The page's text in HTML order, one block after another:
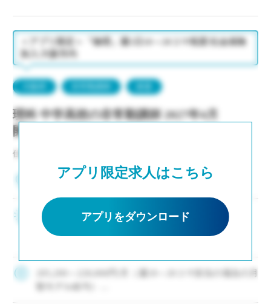
アプリ限定求人はこちら
アプリをダウンロード
＜アプリ限定＞「物理」週5日18～20コマ程度/社会保険
理科 中学高校の非常勤講師 2027年4月
開始
仕事NO：非公開
大阪府大阪市天王寺区
＜アプリ限定求人＞ ・教員デビューOK！新卒・
第二新卒の方、是非ご応募ください。 ・「物理」
スタートの学校！ ・教員キャ […]
205,200～228,000円/月（週18～20コマ担当の場合の月